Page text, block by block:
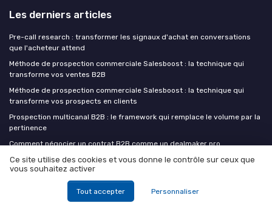
Les derniers articles
Pre-call research : transformer les signaux d'achat en conversations
que l'acheteur attend
Méthode de prospection commerciale Salesboost : la technique qui
transforme vos ventes B2B
Méthode de prospection commerciale Salesboost : la technique qui
transforme vos prospects en clients
Prospection multicanal B2B : le framework qui remplace le volume par la
pertinence
Comment négocier un contrat B2B comme un dealmaker pro
Formations commerciales
Ce site utilise des cookies et vous donne le contrôle sur ceux que
vous souhaitez activer
Tout accepter Personnaliser